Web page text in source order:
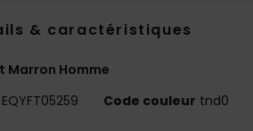
& caractéristiques
Marron Homme
EQYFT05259 Code couleur tnd0